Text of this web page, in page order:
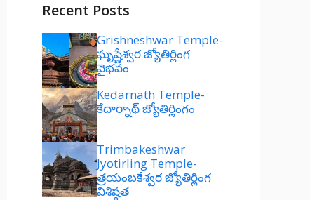
Recent Posts
Grishneshwar Temple-
ఘృష్ణేశ్వర జ్యోతిర్లింగ
వైభవం
Kedarnath Temple-
కేదార్నాథ్ జ్యోతిర్లింగం
Trimbakeshwar
Jyotirling Temple-
త్రయంబకేశ్వర జ్యోతిర్లింగ
విశిష్ఠత